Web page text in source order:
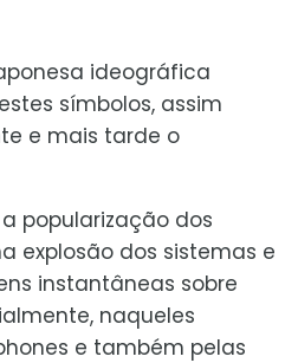
ideográfica
símbolos, assim
e mais tarde o
popularização dos
explosão dos sistemas e
instantâneas sobre
naqueles
e também pelas